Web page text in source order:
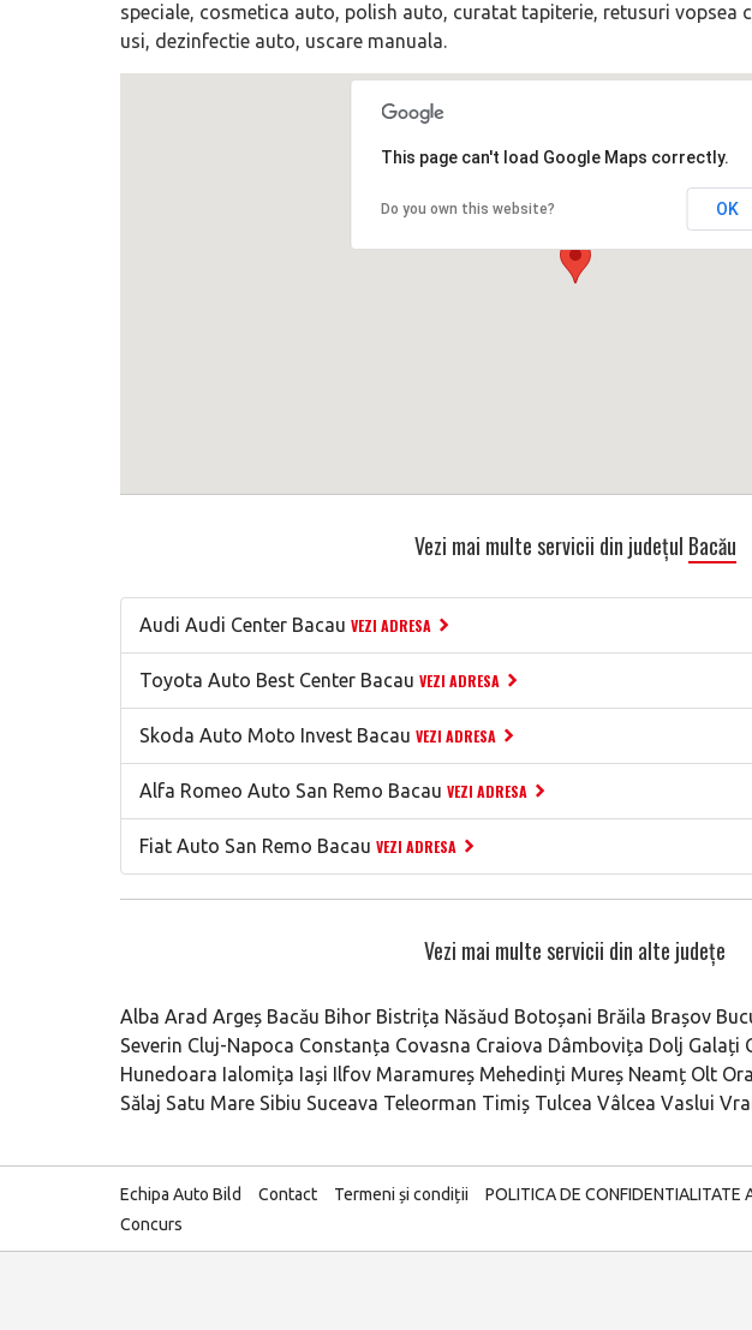
speciale, cosmetica auto, polish auto, curatat tapiterie, retusuri vopsea
usi, dezinfectie auto, uscare manuala.
This page can't load Google Maps correctly.
Do you own this website? OK
Vezi mai multe servicii din județul Bacău
Audi Audi Center Bacau VEZI ADRESA
Toyota Auto Best Center Bacau VEZI ADRESA
Skoda Auto Moto Invest Bacau VEZI ADRESA
Alfa Romeo Auto San Remo Bacau VEZI ADRESA
Fiat Auto San Remo Bacau VEZI ADRESA
Vezi mai multe servicii din alte județe
Alba Arad Argeș Bacău Bihor Bistrița Năsăud Botoșani Brăila Brașov
Severin Cluj-Napoca Constanța Covasna Craiova Dâmbovița Dolj Galați
Hunedoara Ialomița Iași Ilfov Maramureș Mehedinți Mureș Neamț Olt
Sălaj Satu Mare Sibiu Suceava Teleorman Timiș Tulcea Vâlcea Vaslui
Echipa Auto Bild Contact Termeni și condiții POLITICA DE CONFIDENTIALITATE
Concurs